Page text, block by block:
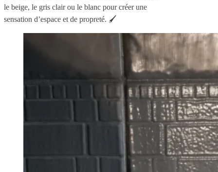
le beige, le gris clair ou le blanc pour créer une
sensation d’espace et de propreté. 🖌️